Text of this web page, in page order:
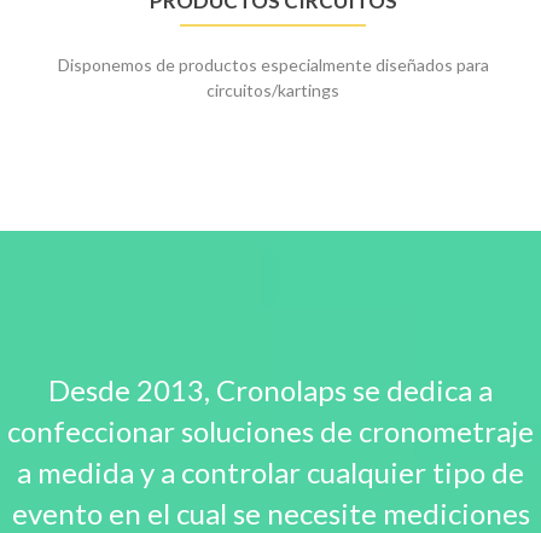
Disponemos de productos especialmente diseñados para
circuitos/kartings
Desde 2013, Cronolaps se dedica a
confeccionar soluciones de cronometraje
a medida y a controlar cualquier tipo de
evento en el cual se necesite mediciones